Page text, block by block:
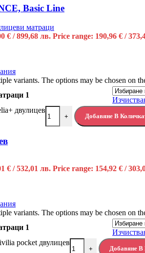
Basic Line
матраци
€ / 899,68 лв. Price range: 190,96 € /
variants. The options may be chosen on
1
двулицев
+ Добавяне В
€ / 532,01 лв. Price range: 154,92 € /
variants. The options may be chosen on
1
pocket двулицев
+ Добавяне В